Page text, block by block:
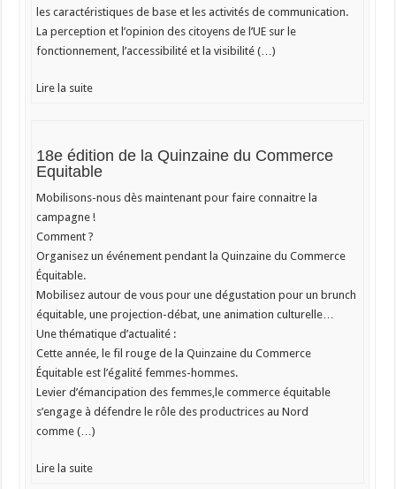
les caractéristiques de base et les activités de communication.
La perception et l’opinion des citoyens de l’UE sur le
fonctionnement, l’accessibilité et la visibilité (…)
Lire la suite
18e édition de la Quinzaine du Commerce
Equitable
Mobilisons-nous dès maintenant pour faire connaitre la
campagne !
Comment ?
Organisez un événement pendant la Quinzaine du Commerce
Équitable.
Mobilisez autour de vous pour une dégustation pour un brunch
équitable, une projection-débat, une animation culturelle…
Une thématique d’actualité :
Cette année, le fil rouge de la Quinzaine du Commerce
Équitable est l’égalité femmes-hommes.
Levier d’émancipation des femmes,le commerce équitable
s’engage à défendre le rôle des productrices au Nord
comme (…)
Lire la suite